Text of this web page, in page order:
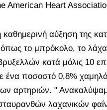
American Heart
καθημερινή αύξηση της
το μπρόκολο, το
κατά μόλις 10
ένα ποσοστό 0,8%
αρτηριών. "
λαχανικών